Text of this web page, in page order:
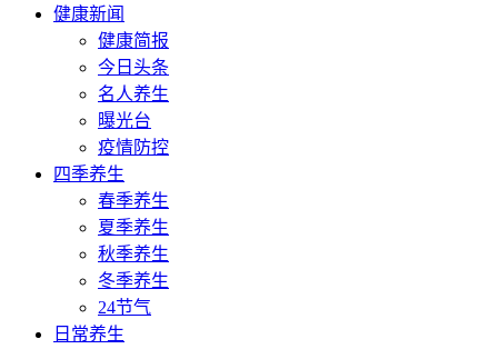
健康新闻
健康简报
今日头条
名人养生
曝光台
疫情防控
四季养生
春季养生
夏季养生
秋季养生
冬季养生
24节气
日常养生